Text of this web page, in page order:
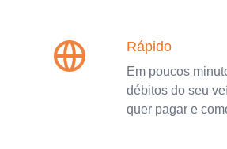
Rápido
Em poucos
débitos do seu
quer pagar e